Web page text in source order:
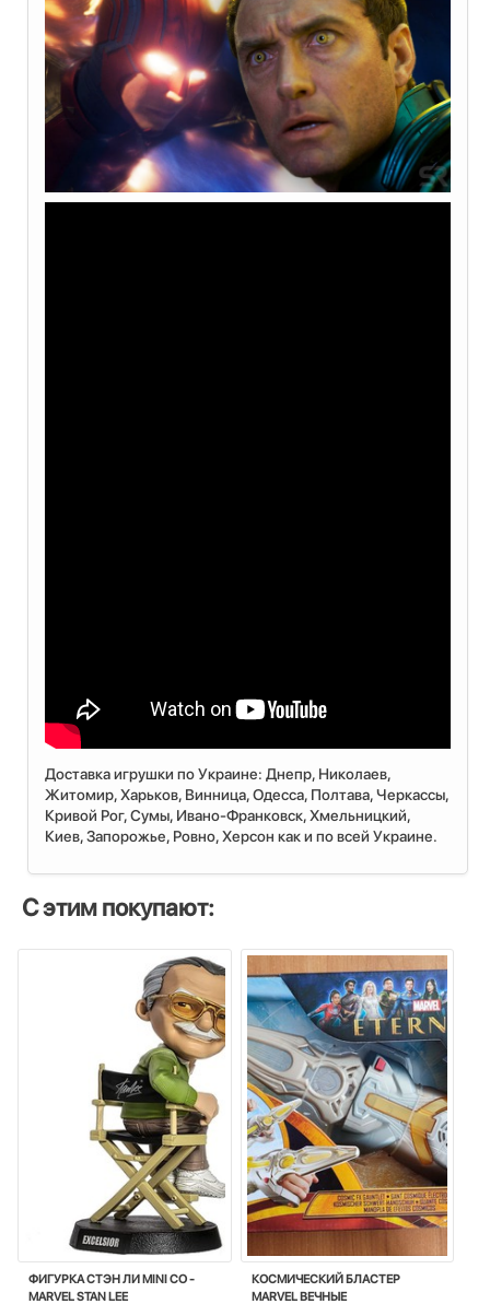
Доставка игрушки по Украине: Днепр, Николаев,
Житомир, Харьков, Винница, Одесса, Полтава, Черкассы,
Кривой Рог, Сумы, Ивано-Франковск, Хмельницкий,
Киев, Запорожье, Ровно, Херсон как и по всей Украине.
С этим покупают:
ФИГУРКА СТЭН ЛИ MINI CO -
MARVEL STAN LEE
КОСМИЧЕСКИЙ БЛАСТЕР
MARVEL ВЕЧНЫЕ